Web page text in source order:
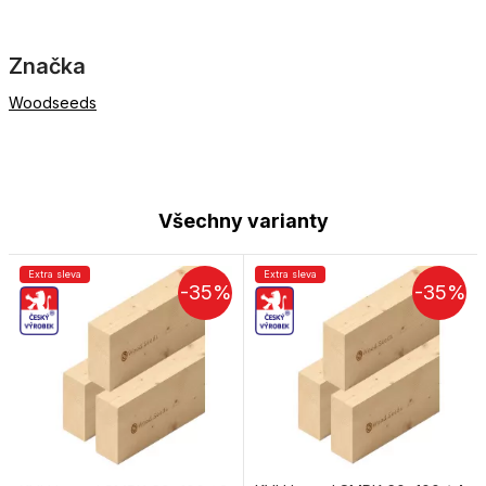
Značka
Woodseeds
Všechny varianty
-35%
Extra sleva
-35%
Extra sleva